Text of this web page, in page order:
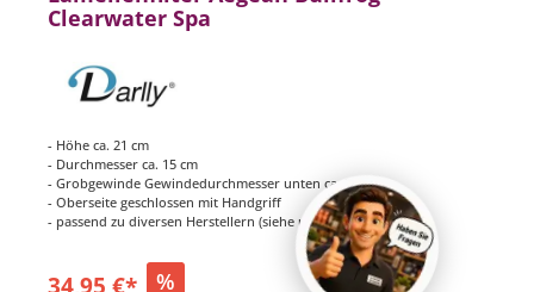
Clearwater Spa
- Höhe ca. 21 cm
- Durchmesser ca. 15 cm
- Grobgewinde Gewindedurchmesser unten ca. 3,8 cm
- Oberseite geschlossen mit Handgriff
- passend zu diversen Herstellern (siehe unten)
34,95 €* %